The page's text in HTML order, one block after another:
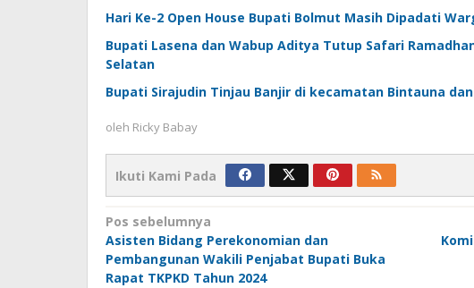
Hari Ke-2 Open House Bupati Bolmut Masih Dipadati
Bupati Lasena dan Wabup Aditya Tutup Safari
Selatan
Bupati Sirajudin Tinjau Banjir di kecamatan Bintauna
oleh Ricky Babay
Ikuti Kami Pada
Navigasi
pos
Pos sebelumnya
Asisten Bidang Perekonomian dan
Pembangunan Wakili Penjabat Bupati Buka
Rapat TKPKD Tahun 2024